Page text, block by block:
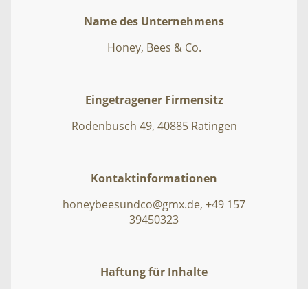
Name des Unternehmens
Honey, Bees & Co.
Eingetragener Firmensitz
Rodenbusch 49, 40885 Ratingen
Kontaktinformationen
honeybeesundco@gmx.de, +49 157
39450323
Haftung für Inhalte